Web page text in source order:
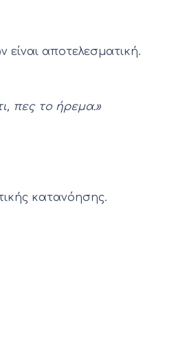
αποτελεσματική.
πες το ήρεμα.»
κατανόησης.